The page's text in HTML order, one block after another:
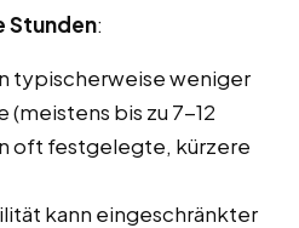
Stunden:
typischerweise weniger
(meistens bis zu 7-12
oft festgelegte, kürzere
kann eingeschränkter